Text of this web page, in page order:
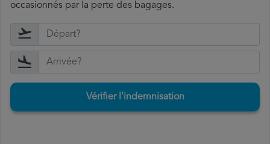
occasionnés par la perte des bagages.
Vérifier l'indemnisation